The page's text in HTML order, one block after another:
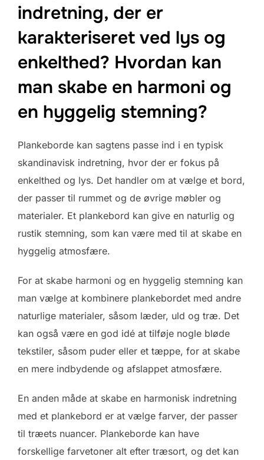
indretning, der er
karakteriseret ved lys og
enkelthed? Hvordan kan
man skabe en harmoni og
en hyggelig stemning?
Plankeborde kan sagtens passe ind i en typisk
skandinavisk indretning, hvor der er fokus på
enkelthed og lys. Det handler om at vælge et bord,
der passer til rummet og de øvrige møbler og
materialer. Et plankebord kan give en naturlig og
rustik stemning, som kan være med til at skabe en
hyggelig atmosfære.
For at skabe harmoni og en hyggelig stemning kan
man vælge at kombinere plankebordet med andre
naturlige materialer, såsom læder, uld og træ. Det
kan også være en god idé at tilføje nogle bløde
tekstiler, såsom puder eller et tæppe, for at skabe
en mere indbydende og afslappet atmosfære.
En anden måde at skabe en harmonisk indretning
med et plankebord er at vælge farver, der passer
til træets nuancer. Plankeborde kan have
forskellige farvetoner alt efter træsort, og det kan